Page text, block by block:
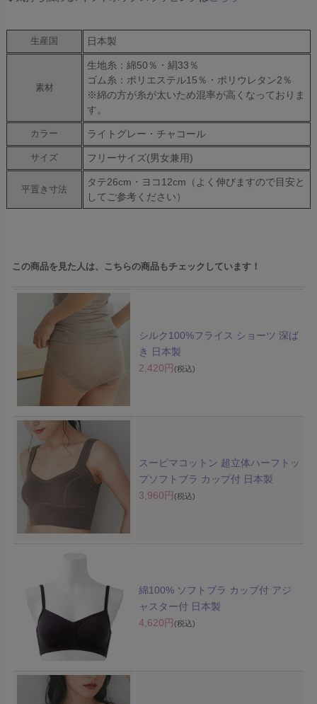
生産国 日本製
素材
生地糸：綿50％・絹33％
ゴム糸：ポリエステル15％・ポリウレタン2％
※綿の方が糸が太いため混率が高くなっておりま
す。
カラー ライトグレー・チャコール
サイズ フリーサイズ(男女兼用)
平置き寸法
タテ26cm・ヨコ12cm（よく伸びますので目安と
してご参考ください）
この商品を見た人は、こちらの商品もチェックしています！
シルク100%フライス ショーツ 深ば
き 日本製
2,420円 (税込)
スーピマコットン 超立体ハーフトッ
プソフトブラ カップ付 日本製
3,960円 (税込)
綿100% ソフトブラ カップ付 アジ
ャスター付 日本製
4,620円 (税込)